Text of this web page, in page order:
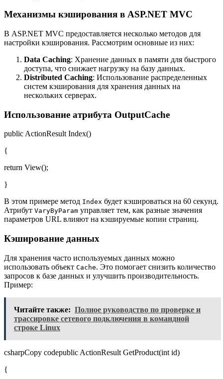
Механизмы кэширования в ASP.NET MVC
В ASP.NET MVC предоставляется несколько методов для
настройки кэширования. Рассмотрим основные из них:
Data Caching: Хранение данных в памяти для быстрого
доступа, что снижает нагрузку на базу данных.
Distributed Caching: Использование распределенных
систем кэширования для хранения данных на
нескольких серверах.
Использование атрибута OutputCache
public ActionResult Index()
{
return View();
}
В этом примере метод Index будет кэшироваться на 60 секунд.
Атрибут VaryByParam управляет тем, как разные значения
параметров URL влияют на кэшируемые копии страниц.
Кэширование данных
Для хранения часто используемых данных можно
использовать объект Cache. Это помогает снизить количество
запросов к базе данных и улучшить производительность.
Пример:
Читайте также: Полное руководство по проверке и
трассировке сетевого подключения в командной
строке Linux
csharpCopy codepublic ActionResult GetProduct(int id)
{